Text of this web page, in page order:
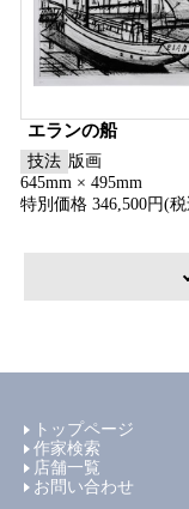
エランの船
技法 版画
645mm × 495mm
特別価格 346,500円(
トップページ
作家検索
店舗一覧
お問い合わせ